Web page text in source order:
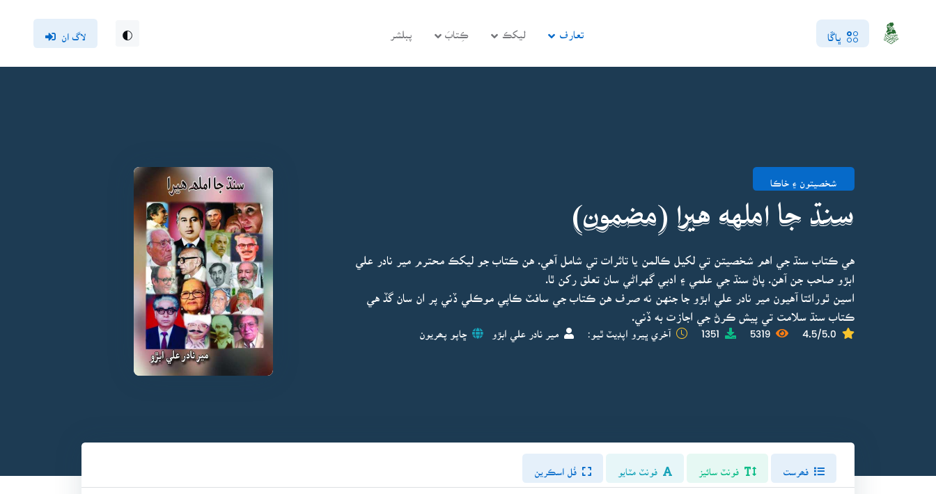
ڀاڱا تعارف ليکڪ ڪِتابَ پبلشر لاگ ان
شخصيتون ۽ خاڪا
سنڌ جا املهه هيرا (مضمون)
هي ڪتاب سنڌ جي اهم شخصيتن تي لکيل ڪالمن يا تاثرات تي شامل آهي. هن ڪتاب جو ليکڪ محترم مير نادر علي
ابڙو صاحب جن آهن. پاڻ سنڌ جي علمي ۽ ادبي گهراڻي سان تعلق رکن ٿا.
اسين ٿورائتا آهيون مير نادر علي ابڙو جا جنهن نه صرف هن ڪتاب جي سافٽ ڪاپي موڪلي ڏني پر ان سان گڏ هي
ڪتاب سنڌ سلامت تي پيش ڪرڻ جي اجازت به ڏني.
4.5/5.0
5319
1351 آخري ڀيرو اپڊيٽ ٿيو: مير نادر علي ابڙو ڇاپو پھريون
فونٽ سائيز فونٽ مٽايو فُل اسڪرين